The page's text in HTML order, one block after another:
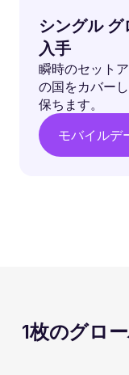
シングル
入手
瞬時のセット
の国をカバー
保ちます。
モバイルデ
1枚のグロ